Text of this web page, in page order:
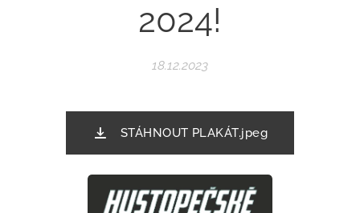
2024!
18.12.2023
STÁHNOUT PLAKÁT.jpeg